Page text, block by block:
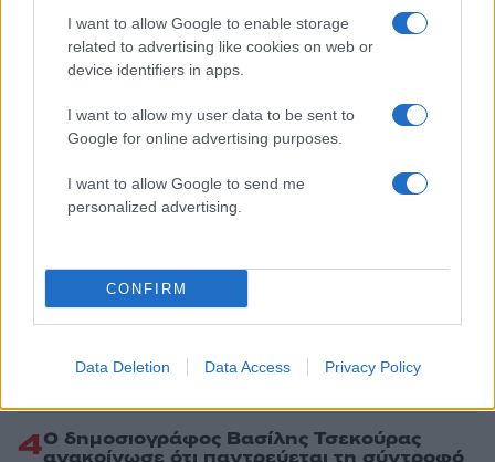
I want to allow Google to enable storage
related to advertising like cookies on web or
device identifiers in apps.
I want to allow my user data to be sent to
Google for online advertising purposes.
I want to allow Google to send me
personalized advertising.
CONFIRM
Data Deletion Data Access Privacy Policy
Πιο δημοφιλή
Πάρος: «Αν ήταν κάποιος πάνω από την
πισίνα, δε θα είχα θρηνήσει το παιδί μου» –
Η σπαρακτική περιγραφή του πατέρα και
Μετέτρεψαν το Σαρακήνικο της Μήλου σε
ελικοδρόμιο – «Πάρκαραν» το ελικόπτερο
τους για να κάνουν μπάνιο
Μπρίτνεϊ Σπίαρς: Έκανε αποτυχημένο
μπότοξ και ανέβασε στο Instagram την
εμπειρία της
4Ο δημοσιογράφος Βασίλης Τσεκούρας